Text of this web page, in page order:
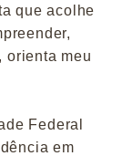
que acolhe
orienta meu
Federal
em